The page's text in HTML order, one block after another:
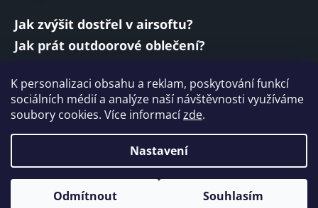
K personalizaci obsahu a reklam, poskytování funkcí
sociálních médií a analýze naší návštěvnosti využíváme
soubory cookies. Více informacízde.
Nastavení
Odmítnout Souhlasím
Jak zvýšit dostřel v airsoftu?
Jak prát outdoorové oblečení?
Vojenská a armádní sluchátka: co musí
splňovat?
ARCHIV
Vytvořil Shoptet
Copyright 2026
. Všechna práva